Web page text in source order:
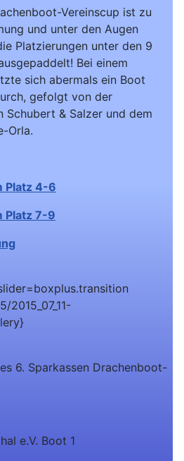
Vereinscup ist zu
und unter den Augen
Platzierungen unter den 9
Bei einem
sich abermals ein Boot
gefolgt von der
Schubert & Salzer und dem
Orla.
Platz 4-6
Platz 7-9
2015_07_11-
6. Sparkassen Drachenboot-
e.V. Boot 1